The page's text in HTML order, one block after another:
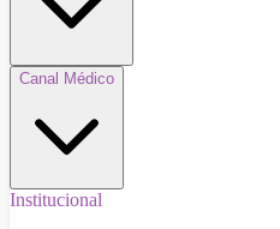
Canal Médico
Institucional